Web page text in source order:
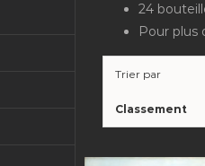
24
Pour plus
Trier par
Classement